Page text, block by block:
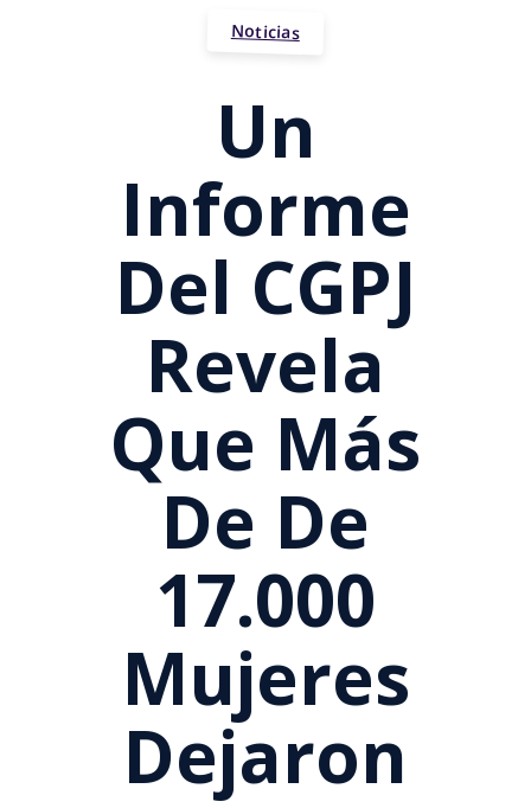
Noticias
Un
Informe
Del CGPJ
Revela
Que Más
De De
17.000
Mujeres
Dejaron